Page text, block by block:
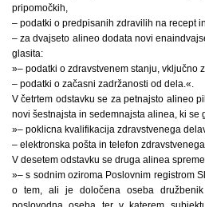
pripomočkih,
– podatki o predpisanih zdravilih na recept
– za dvajseto alineo dodata novi
glasita:
»– podatki o zdravstvenem stanju, vključno
– podatki o začasni zadržanosti od dela.«.
V četrtem odstavku se za petnajsto alineo
novi šestnajsta in sedemnajsta alinea, ki se
»– poklicna kvalifikacija zdravstvenega
– elektronska pošta in telefon
V desetem odstavku se druga alinea
»– s sodnim oziroma Poslovnim registrom
o tem, ali je določena oseba